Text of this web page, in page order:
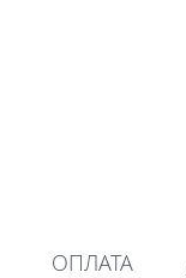
ОПЛАТА